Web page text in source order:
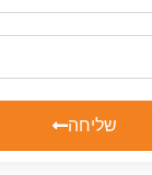
שליחה